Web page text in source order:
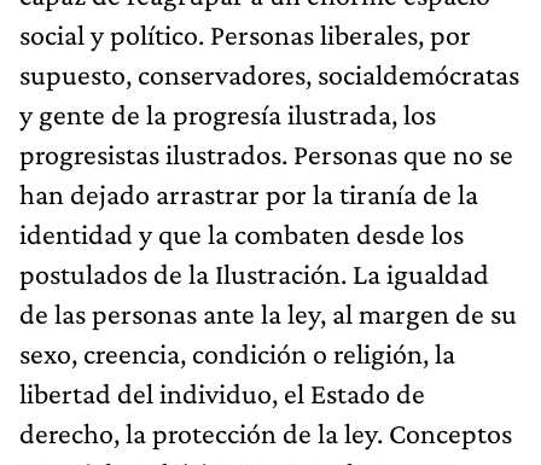
social y político. Personas liberales, por
supuesto, conservadores, socialdemócratas
y gente de la progresía ilustrada, los
progresistas ilustrados. Personas que no se
han dejado arrastrar por la tiranía de la
identidad y que la combaten desde los
postulados de la Ilustración. La igualdad
de las personas ante la ley, al margen de su
sexo, creencia, condición o religión, la
libertad del individuo, el Estado de
derecho, la protección de la ley. Conceptos